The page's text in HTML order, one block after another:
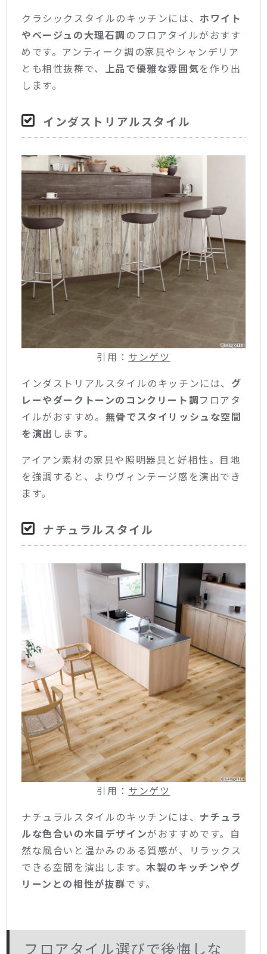
クラシックスタイルのキッチンには、 ホワイト
やベージュの大理石調 のフロアタイルがおすす
めです。アンティーク調の家具やシャンデリア
とも相性抜群で、 上品で優雅な雰囲気を作り出
します。
インダストリアルスタイル
引用： サンゲツ
インダストリアルスタイルのキッチンには、 グ
レーやダークトーンのコンクリート調フロアタ
イルがおすすめ。 無骨でスタイリッシュな空間
を演出 します。
アイアン素材の家具や照明器具と好相性。目地
を強調すると、よりヴィンテージ感を演出でき
ます。
ナチュラルスタイル
引用： サンゲツ
ナチュラルスタイルのキッチンには、 ナチュラ
ルな色合いの木目デザインがおすすめです。自
然な風合いと温かみのある質感が、リラックス
できる空間を演出します。木製のキッチンやグ
リーンとの相性が抜群です。
フロアタイル選びで後悔しな